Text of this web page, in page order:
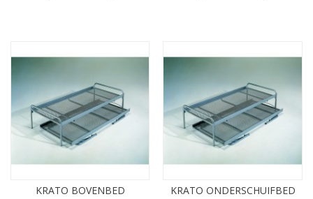
KRATO BOVENBED KRATO ONDERSCHUIFBED